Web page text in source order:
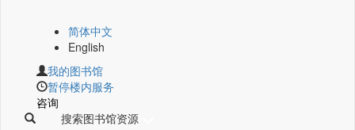
简体中文
English
我的图书馆
暂停楼内服务
咨询
搜索图书馆资源